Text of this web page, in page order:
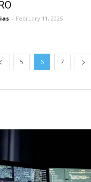
- February 11, 2025
5 6 7